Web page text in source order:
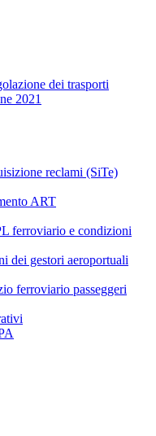
dei trasporti
2021
reclami (SiTe)
ART
ferroviario e condizioni
dei gestori aeroportuali
ferroviario passeggeri